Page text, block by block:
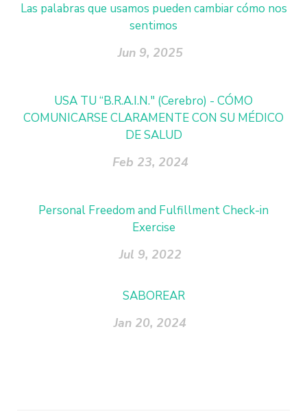
Las palabras que usamos pueden cambiar cómo nos
sentimos
Jun 9, 2025
USA TU “B.R.A.I.N." (Cerebro) - CÓMO
COMUNICARSE CLARAMENTE CON SU MÉDICO
DE SALUD
Feb 23, 2024
Personal Freedom and Fulfillment Check-in
Exercise
Jul 9, 2022
SABOREAR
Jan 20, 2024